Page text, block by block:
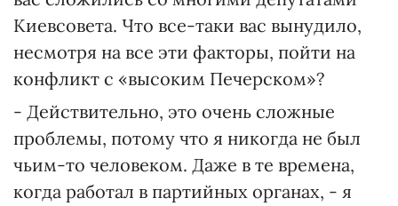
Киевсовета. Что все-таки вас вынудило,
несмотря на все эти факторы, пойти на
конфликт с «высоким Печерском»?
- Действительно, это очень сложные
проблемы, потому что я никогда не был
чьим-то человеком. Даже в те времена,
когда работал в партийных органах, - я